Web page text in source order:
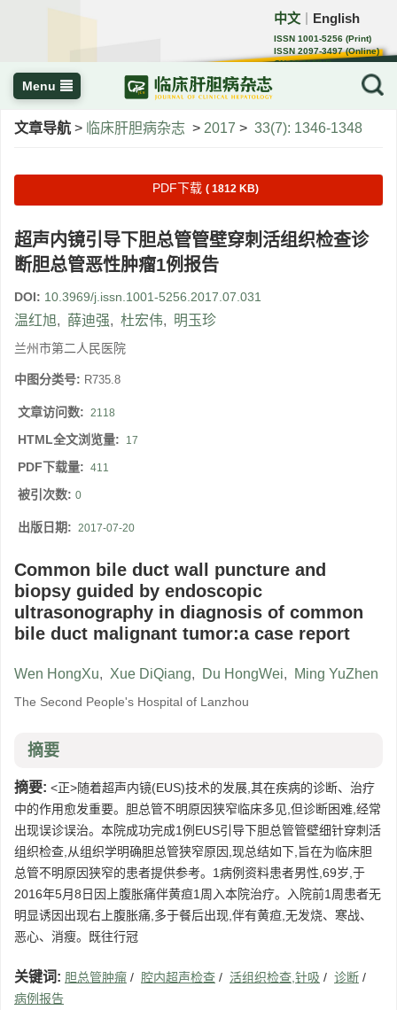
中文 English
ISSN 1001-5256 (Print)
ISSN 2097-3497 (Online)
CN 22-1108/R
Menu
文章导航 > 临床肝胆病杂志 > 2017 > 33(7): 1346-1348
PDF下载 ( 1812 KB)
超声内镜引导下胆总管管壁穿刺活组织检查诊
断胆总管恶性肿瘤1例报告
DOI: 10.3969/j.issn.1001-5256.2017.07.031
温红旭, 薛迪强, 杜宏伟, 明玉珍
兰州市第二人民医院
中图分类号: R735.8
文章访问数: 2118
HTML全文浏览量: 17
PDF下载量: 411
被引次数: 0
出版日期: 2017-07-20
Common bile duct wall puncture and
biopsy guided by endoscopic
ultrasonography in diagnosis of common
bile duct malignant tumor:a case report
Wen HongXu, Xue DiQiang, Du HongWei, Ming YuZhen
The Second People's Hospital of Lanzhou
摘要
摘要: <正>随着超声内镜(EUS)技术的发展,其在疾病的诊断、治疗
中的作用愈发重要。胆总管不明原因狭窄临床多见,但诊断困难,经常
出现误诊误治。本院成功完成1例EUS引导下胆总管管壁细针穿刺活
组织检查,从组织学明确胆总管狭窄原因,现总结如下,旨在为临床胆
总管不明原因狭窄的患者提供参考。1病例资料患者男性,69岁,于
2016年5月8日因上腹胀痛伴黄疸1周入本院治疗。入院前1周患者无
明显诱因出现右上腹胀痛,多于餐后出现,伴有黄疸,无发烧、寒战、
恶心、消瘦。既往行冠
关键词: 胆总管肿瘤 / 腔内超声检查 / 活组织检查,针吸 / 诊断 /
病例报告